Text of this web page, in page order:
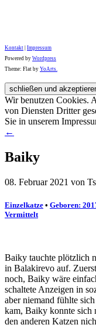
Kontakt Impressum
Powered by Wordpress
Theme: Flat by YoArts.
Wir benutzen Cookies.
von Diensten Dritter
Sie in unserem
←
Baiky
08. Februar 2021 von
Einzelkatze • Geboren:
Vermittelt
Baiky tauchte plötzlich
in Balakirevo auf.
noch, Baiky wäre
schaltete Anzeigen in
aber niemand fühlte
kam, Baiky konnte sich
den anderen Katzen